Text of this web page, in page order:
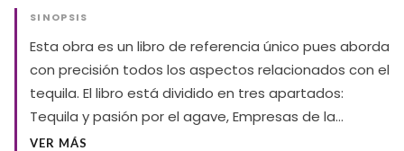
SINOPSIS
Esta obra es un libro de referencia único pues aborda
con precisión todos los aspectos relacionados con el
tequila. El libro está dividido en tres apartados:
Tequila y pasión por el agave, Empresas de la…
VER MÁS